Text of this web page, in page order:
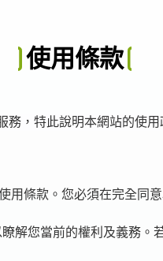
使用條款
，特此說明本網站的使
條款。您必須在完全同
解您當前的權利及義務